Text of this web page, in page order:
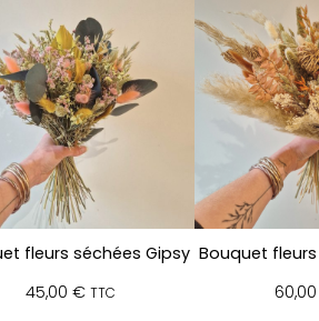
fleurs séchées Gipsy
45,00 € TTC
Bouquet
60,00